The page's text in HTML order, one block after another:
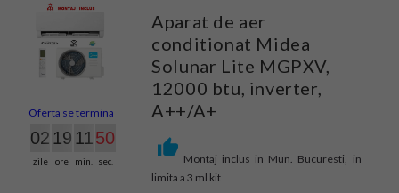
Oferta se termina in:
02
zile
19
ore
11
min.
49
sec.
Aparat de aer
conditionat Midea
Solunar Lite MGPXV,
12000 btu, inverter,
A++/A+
Montaj inclus in Mun. Bucuresti, in
limita a 3 ml kit